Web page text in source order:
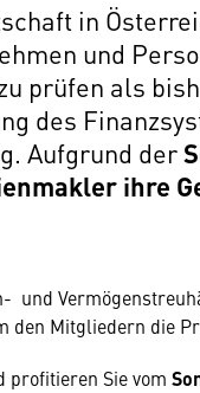
in
und
prüfen als
des
Aufgrund der
ihre
und
den Mitgliedern die
profitieren Sie vom